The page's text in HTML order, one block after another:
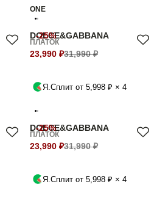
ONE
-25%
DOLCE&GABBANA
ПЛАТОК
23,990 ₽31,990 ₽
Я.Сплит от 5,998 ₽ × 4
-25%
DOLCE&GABBANA
ПЛАТОК
23,990 ₽31,990 ₽
Я.Сплит от 5,998 ₽ × 4